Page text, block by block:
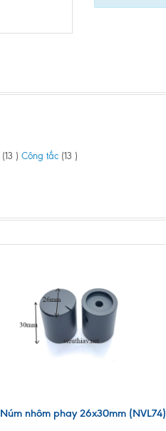
(13 ) Công tắc (13 )
Núm nhôm phay 26x30mm (NVL74)